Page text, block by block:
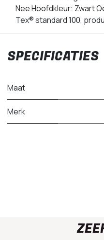
Nee Hoofdkleur: Zwart
Tex® standard 100,
SPECIFICATIES
Maat
Merk